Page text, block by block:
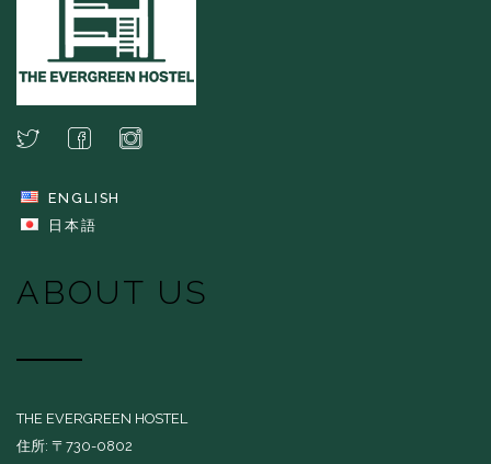
ENGLISH
日本語
ABOUT US
THE EVERGREEN HOSTEL
住所: 〒730-0802